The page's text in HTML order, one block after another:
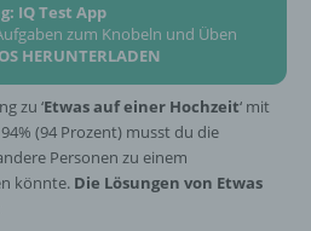
IQ Test App
zum Knobeln und Üben
HERUNTERLADEN
zu ‘Etwas auf einer Hochzeit‘ mit
(94 Prozent) musst du die
Personen zu einem
könnte. Die Lösungen von Etwas